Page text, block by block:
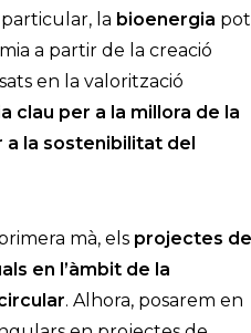
la bioenergia pot
a partir de la creació
en la valorització
clau per a la millora de la
la sostenibilitat del
mà, els projectes de
en l’àmbit de la
. Alhora, posarem en